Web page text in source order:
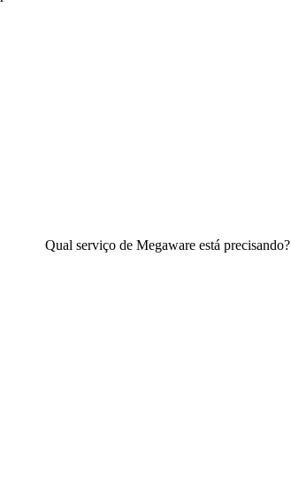
Qual serviço de Megaware está precisando?